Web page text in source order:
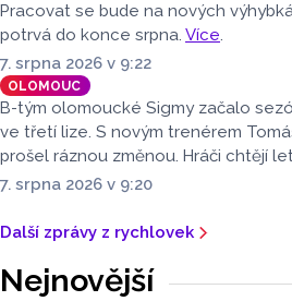
Pracovat se bude na nových
potrvá do konce srpna. Více.
7. srpna 2026 v 9:22
OLOMOUC
B-tým olomoucké Sigmy začalo
ve třetí lize. S novým trenérem
prošel ráznou změnou. Hráči chtějí
7. srpna 2026 v 9:20
Další zprávy z rychlovek
Nejnovější